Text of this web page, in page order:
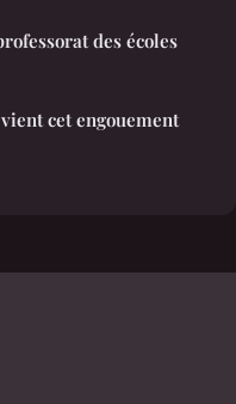
des écoles
cet engouement